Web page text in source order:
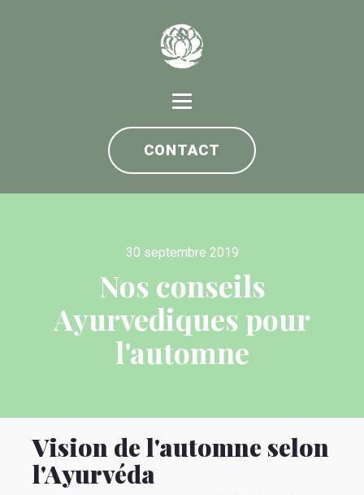
CONTACT
30 septembre 2019
Nos conseils
Ayurvediques pour
l'automne
Vision de l'automne selon
l'Ayurvéda